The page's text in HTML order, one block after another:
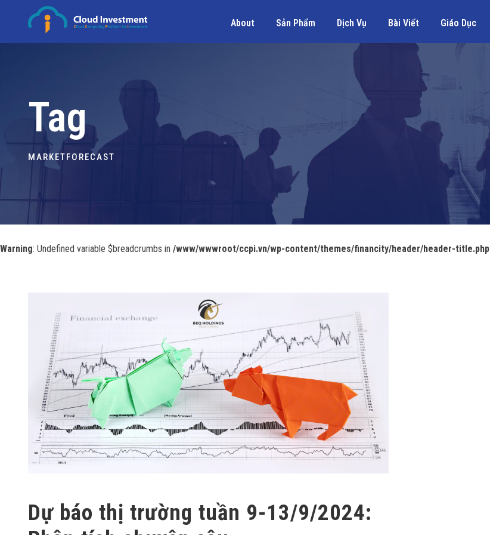
About Sản Phẩm Dịch Vụ Bài Viết Giáo Dục
Tag
MARKETFORECAST
Warning: Undefined variable $breadcrumbs in /www/wwwroot/ccpi.vn/wp-content/themes/financity/header/header-title.php
Dự báo thị trường tuần 9-13/9/2024: